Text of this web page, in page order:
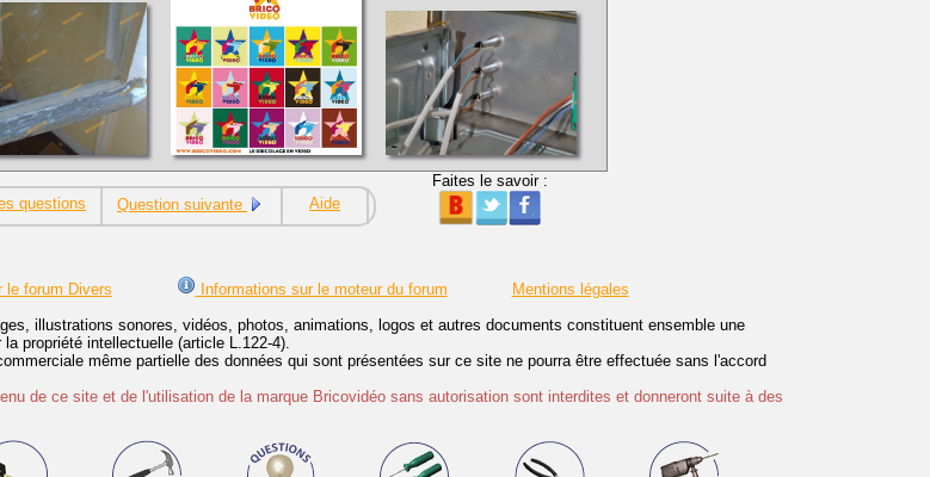
questions Question suivante Aide
Faites le savoir :
le forum Divers Informations sur le moteur du forum
Mentions légales
illustrations sonores, vidéos, photos, animations, logos et autres documents constituent ensemble une
propriété intellectuelle (article L.122-4).
même partielle des données qui sont présentées sur ce site ne pourra être effectuée sans l'accord
de ce site et de l'utilisation de la marque Bricovidéo sans autorisation sont interdites et donneront suite à des